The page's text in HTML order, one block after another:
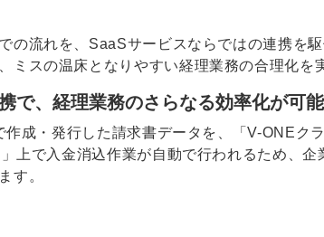
の流れを、SaaSサービスならではの連携を
ミスの温床となりやすい経理業務の合理化を
、経理業務のさらなる効率化が可能
成・発行した請求書データを、「V-ONEク
上で入金消込作業が自動で行われるため、
す。